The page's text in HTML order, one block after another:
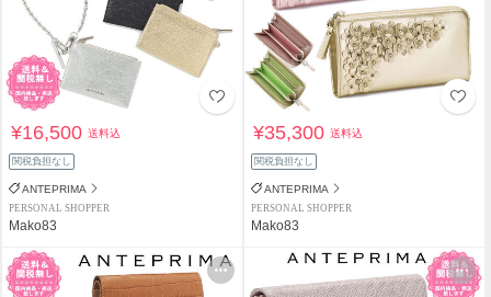
¥16,500送料込
関税負担なし
ANTEPRIMA
PERSONAL SHOPPER
Mako83
¥35,300送料込
関税負担なし
ANTEPRIMA
PERSONAL SHOPPER
Mako83